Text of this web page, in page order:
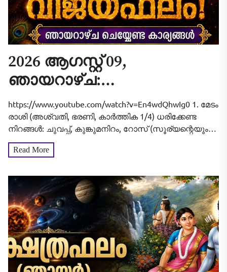
2026 ആഗസ്റ്റ് 09,
ഞായറാഴ്ച:
വീടുവിട്ടിറങ്ങുന്നതിനു മുൻപ്
ഇത് ചെയ്താൽ
കാര്യവിജയം ഉറപ്പ്! 12
രാശിക്കാരുടെയും
സമ്പൂർണ്ണ വിജയഫലം!
https://www.youtube.com/watch?v=En4wdQhwIg0 1. മേടം
രാശി (അശ്വതി, ഭരണി, കാർത്തിക 1/4) ധരിക്കേണ്ട
നിറങ്ങൾ: ചുവപ്പ്, കുങ്കുമനിറം, റോസ് (സൂര്യന്റെയും
മംഗളന്റെയും ഊർജ്ജം വർദ്ധിപ്പിക്കും). ആരാധിക്കേണ്ട
ദേവീദേവന്മാർ: സൂര്യഭഗവാൻ, സുബ്രഹ്മണ്യസ്വാമി.
Read More